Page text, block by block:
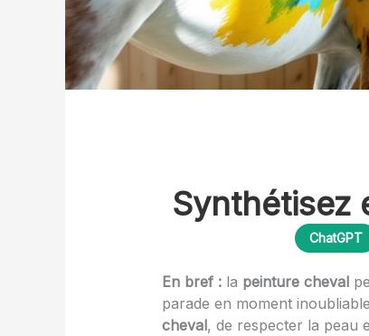
Synthétisez
ChatGPT
En bref :la peinture cheval
parade en moment
cheval, de respecter la peau